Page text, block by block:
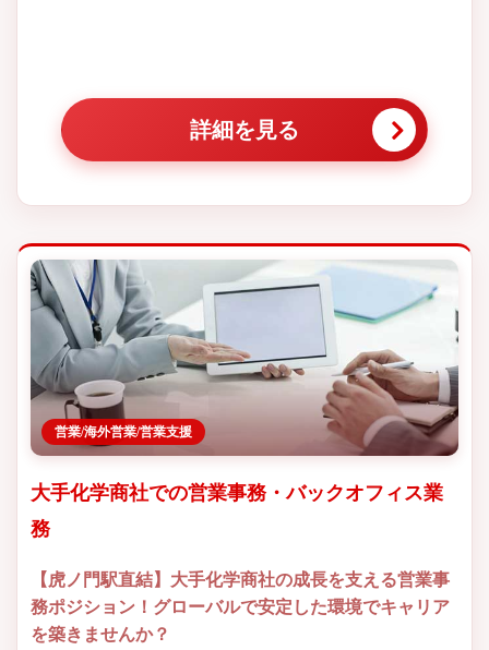
詳細を見る
営業/海外営業/営業支援
大手化学商社での営業事務・バックオフィス業
務
【虎ノ門駅直結】大手化学商社の成長を支える営業事
務ポジション！グローバルで安定した環境でキャリア
を築きませんか？